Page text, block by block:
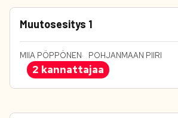
Muutosesitys 1
MIIA PÖPPÖNEN POHJANMAAN PIIRI
2 kannattajaa